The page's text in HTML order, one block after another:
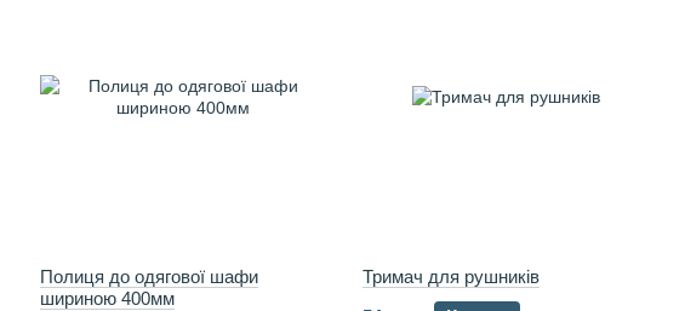
Полиця до одягової шафи
шириною 400мм
Тримач для рушників